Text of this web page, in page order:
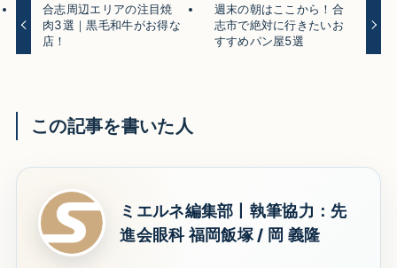
合志周辺エリアの注目焼
肉3選｜黒毛和牛がお得な
店！
週末の朝はここから！合
志市で絶対に行きたいお
すすめパン屋5選
この記事を書いた人
ミエルネ編集部丨執筆協力：先
進会眼科 福岡飯塚 / 岡 義隆